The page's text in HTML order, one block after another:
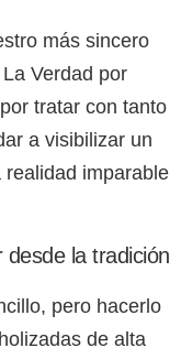
más sincero
La Verdad por
tratar con tanto
a visibilizar un
imparable
la tradición
pero hacerlo
de alta